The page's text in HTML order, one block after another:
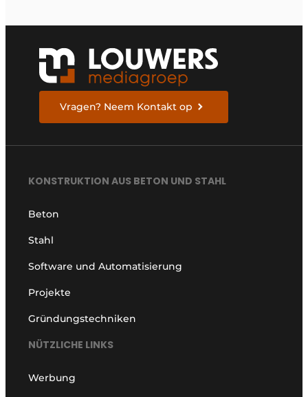
Vragen? Neem Kontakt op
KONSTRUKTION AUS BETON UND STAHL
Beton
Stahl
Software und Automatisierung
Projekte
Gründungstechniken
NÜTZLICHE LINKS
Werbung